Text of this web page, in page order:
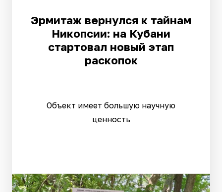
Эрмитаж вернулся к тайнам
Никопсии: на Кубани
стартовал новый этап
раскопок
Объект имеет большую научную
ценность